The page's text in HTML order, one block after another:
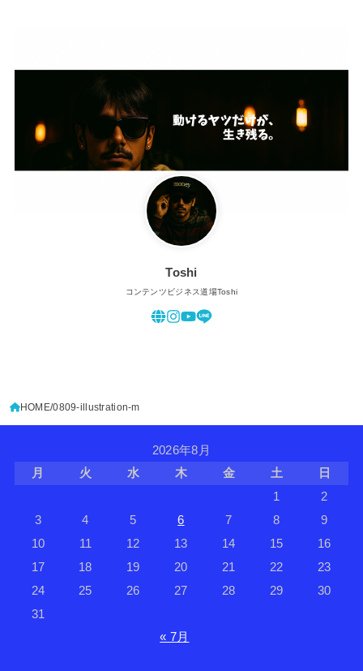
Toshi
コンテンツビジネス道場Toshi
HOME 0809-illustration-m
2026年8月
月
火 水 木 金 土
日
1
2
3
4 5 6 7 8
9
10
11 12 13 14 15
16
17
18 19 20 21 22
23
24
25 26 27 28 29
30
31
« 7月